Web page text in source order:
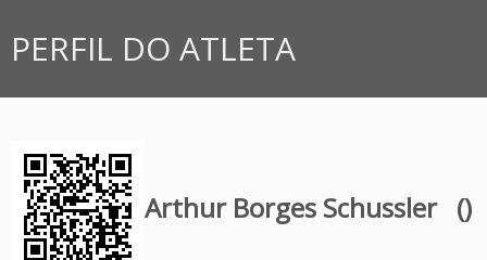
PERFIL DO ATLETA
Arthur Borges Schussler ()